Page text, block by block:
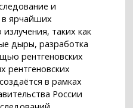
и
в ярчайших
таких как
дыры, разработка
рентгеновских
рентгеновских
в рамках
России